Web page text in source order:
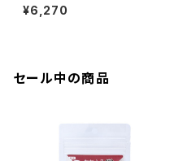
ム＆コーデュロイ）
¥6,270
セール中の商品